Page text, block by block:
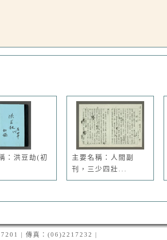
：洪豆劫(初
主要名稱：人間副
刊，三少四壯...
| 傳真：(06)2217232 |